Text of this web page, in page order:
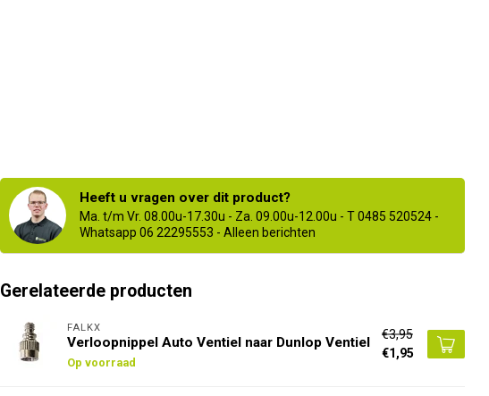
Heeft u vragen over dit product?
Ma. t/m Vr. 08.00u-17.30u - Za. 09.00u-12.00u - T 0485 520524 -
Whatsapp 06 22295553 - Alleen berichten
Gerelateerde producten
FALKX
Verloopnippel Auto Ventiel naar Dunlop Ventiel
Op voorraad
€3,95
€1,95